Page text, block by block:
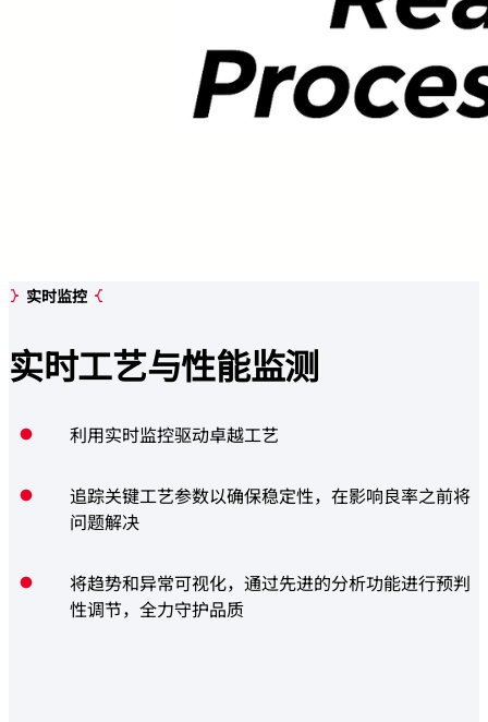
实时监控
实时工艺与性能监测
利用实时监控驱动卓越工艺
追踪关键工艺参数以确保稳定性，在影响良率之前将
问题解决
将趋势和异常可视化，通过先进的分析功能进行预判
性调节，全力守护品质